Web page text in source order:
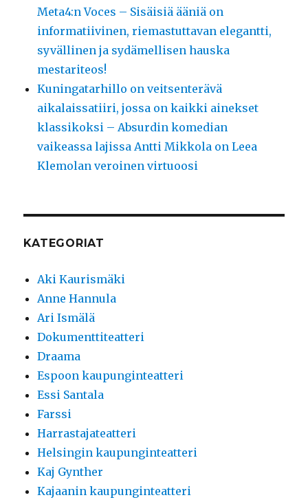
Meta4:n Voces – Sisäisiä ääniä on
informatiivinen, riemastuttavan elegantti,
syvällinen ja sydämellisen hauska
mestariteos!
Kuningatarhillo on veitsenterävä
aikalaissatiiri, jossa on kaikki ainekset
klassikoksi – Absurdin komedian
vaikeassa lajissa Antti Mikkola on Leea
Klemolan veroinen virtuoosi
KATEGORIAT
Aki Kaurismäki
Anne Hannula
Ari Ismälä
Dokumenttiteatteri
Draama
Espoon kaupunginteatteri
Essi Santala
Farssi
Harrastajateatteri
Helsingin kaupunginteatteri
Kaj Gynther
Kajaanin kaupunginteatteri